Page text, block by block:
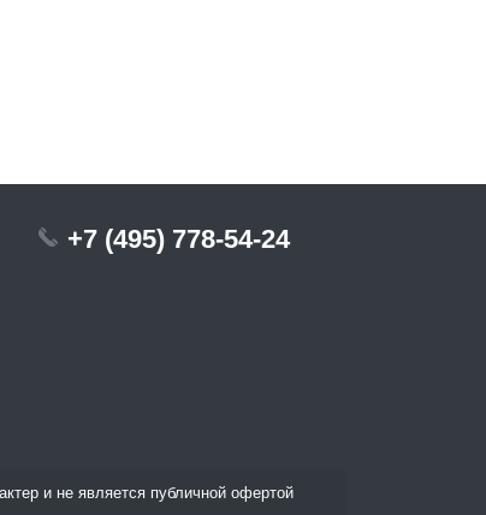
+7 (495) 778-54-24
и не является публичной офертой